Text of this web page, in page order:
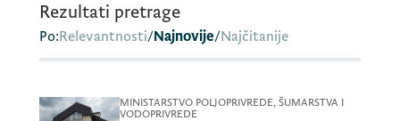
Rezultati pretrage
Po:Relevantnosti/Najnovije/Najčitanije
MINISTARSTVO POLJOPRIVREDE, ŠUMARSTVA I
VODOPRIVREDE